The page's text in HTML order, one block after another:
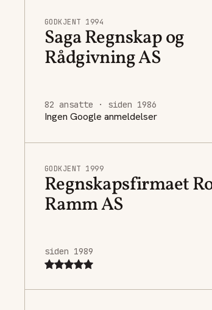
GODKJENT 1994
Saga Regnskap og
Rådgivning AS
82 ansatte · siden 1986
Ingen Google anmeldelser
GODKJENT 1999
Regnskapsfirmaet
Ramm AS
siden 1989